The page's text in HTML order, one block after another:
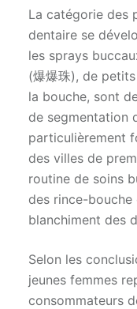
La catégorie des
dentaire se
les sprays
(爆爆珠), de
la bouche, sont
de segmentation
particulièrement
des villes de
routine de soins
des rince-bouche
blanchiment des
Selon les
jeunes femmes
consommateurs